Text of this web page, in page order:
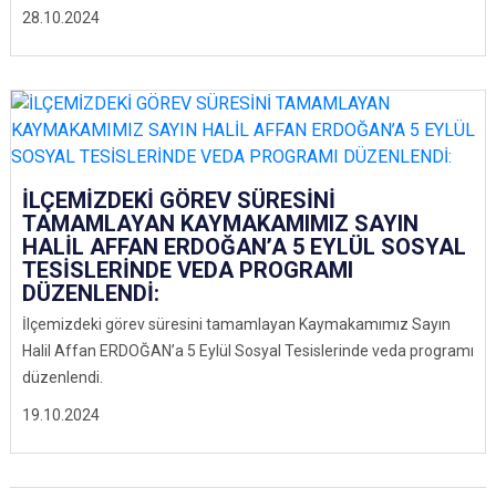
28.10.2024
19.10.2024
İLÇEMİZDEKİ GÖREV SÜRESİNİ
TAMAMLAYAN KAYMAKAMIMIZ SAYIN
HALİL AFFAN ERDOĞAN’A 5 EYLÜL SOSYAL
TESİSLERİNDE VEDA PROGRAMI
DÜZENLENDİ:
İlçemizdeki görev süresini tamamlayan Kaymakamımız Sayın
Halil Affan ERDOĞAN’a 5 Eylül Sosyal Tesislerinde veda programı
düzenlendi.